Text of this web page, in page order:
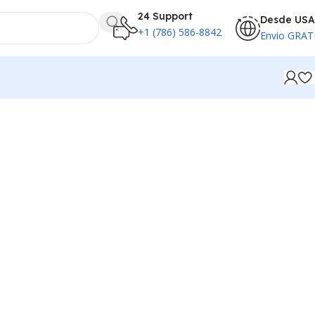
24 Support
+1 (786) 586-8842
Desde USA
Envio